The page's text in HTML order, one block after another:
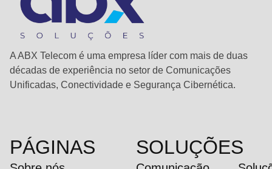
A ABX Telecom é uma empresa líder com mais de duas
décadas de experiência no setor de Comunicações
Unificadas, Conectividade e Segurança Cibernética.
PÁGINAS SOLUÇÕES